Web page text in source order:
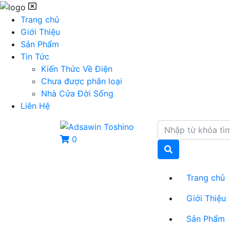
Trang chủ
Giới Thiệu
Sản Phẩm
Tin Tức
Kiến Thức Về Điện
Chưa được phân loại
Nhà Cửa Đời Sống
Liên Hệ
0
Trang chủ
Giới Thiệu
Sản Phẩm